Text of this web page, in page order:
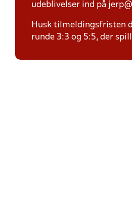
udeblivelser ind på
Husk tilmeldingsfristen
runde 3:3 og 5:5, der